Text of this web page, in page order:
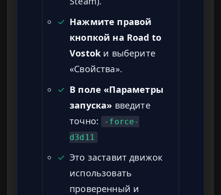
✓ Нажмите правой
кнопкой на Road to
Vostok и выберите
«Свойства».
✓ В поле «Параметры
запуска» введите
точно:
-force-
d3d11
✓ Это заставит движок
использовать
проверенный и